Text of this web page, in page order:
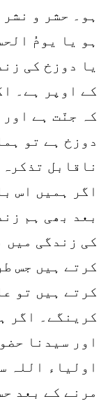
ہو۔ حشر و
ہو یا یومُ
یا دوزخ کی
کے اوپر ہے۔
کہ جنّت ہے اور
دوزخ ہے تو
ناقابل تذکرہ
اگر ہمیں اس
بعد بھی ہم
کی زندگی میں
کرتے ہیں جس
کرتے ہیں تو
کرینگے۔ اگر
اور سیدنا
اولیاء اللہ
مرنے کے بعد